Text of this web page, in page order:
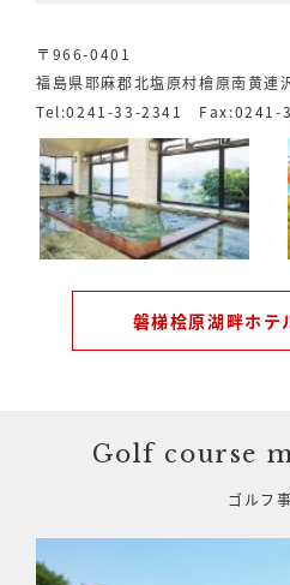
〒966-0401
福島県耶麻郡北塩原村檜原南黄連
Tel:0241-33-2341 Fax:0241-
磐梯桧原湖畔ホテ
Golf course
ゴルフ